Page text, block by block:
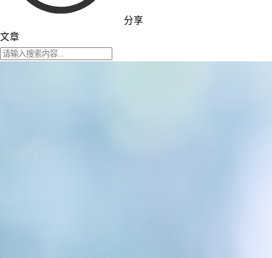
分享
文章